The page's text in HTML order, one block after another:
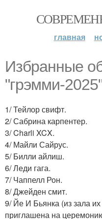
главная
Избранные
"грэмми-
1/ Тейлор свифт.
2/ Сабрина карпентер.
3/ Charli XCX.
4/ Майли Сайрус.
5/ Билли айлиш.
6/ Леди гага.
7/ Чаппелл Рон.
8/ Джейден смит.
9/ Йе И Бьянка (из зала
приглашена на